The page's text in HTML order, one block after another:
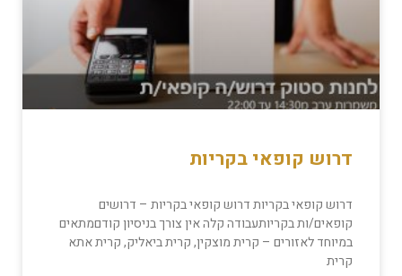
דרוש קופאי בקריות
דרוש קופאי בקריות דרוש קופאי בקריות – דרושים
קופאים/ות בקריותעבודה קלה אין צורך בניסיון קודםמתאים
במיוחד לאזורים – קרית מוצקין, קרית ביאליק, קרית אתא
קרית